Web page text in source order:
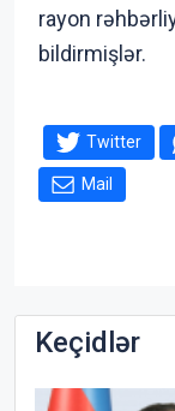
rayon
bildirmişlər.
Twitter
Mail
Keçidlər